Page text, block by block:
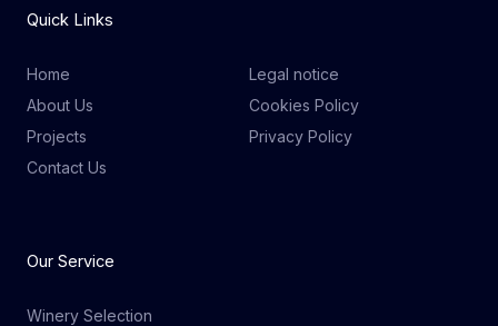
Quick Links
Home
About Us
Projects
Contact Us
Legal notice
Cookies Policy
Privacy Policy
Our Service
Winery Selection